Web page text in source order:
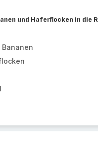
und Haferflocken in die